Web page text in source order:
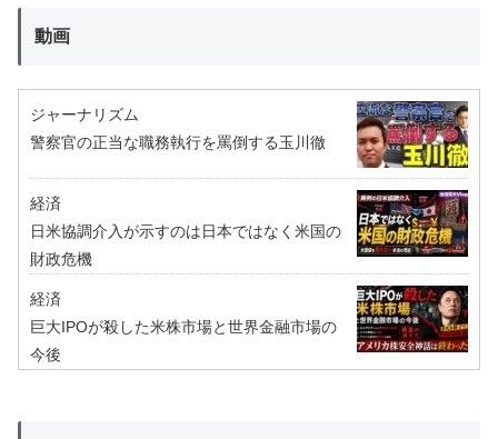
動画
ジャーナリズム
警察官の正当な職務執行を罵倒する玉川徹
経済
日米協調介入が示すのは日本ではなく米国の
財政危機
経済
巨大IPOが殺した米株市場と世界金融市場の
今後